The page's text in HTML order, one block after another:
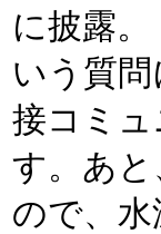
に披露
いう質
接コミ
す。あ
ので、